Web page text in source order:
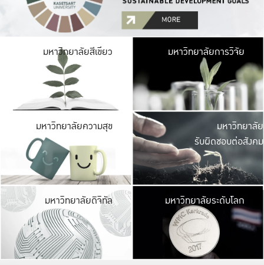
มหาวิทยาลัยสีเขียว มหาวิ
มีพื้นที่เขียวสดใส
เป็นป่าในเมือง เกษต
มหาวิทยาลัยการวิจัย
มหาวิทยาลัยความสุข มหาวิ
ค
เปิดประ
และพบเรื่องราวใ
มหาวิทยาลัย
รับผิดชอบต่อสังคม
มหาวิทยาลัยดิจิทัล มหาวิ
เปลี่ยนแปลง แล
เพื่อทำง
ระบบสารสนเทศ
มหาวิทยาลัยระดับโลก